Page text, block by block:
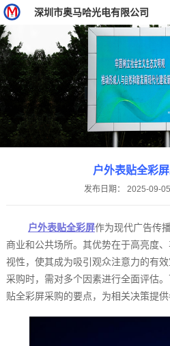
深圳市奥马哈光电有限公司
户外表贴全彩
发布日期： 2025-09-05
户外表贴全彩屏作为现代广告传
商业和公共场所。其优势在于高亮度
视性，使其成为吸引观众注意力的有
采购时，需对多个因素进行全面评估
贴全彩屏采购的要点，为相关决策提供